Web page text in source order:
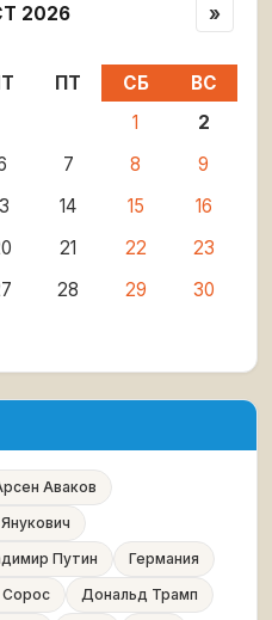
2026 »
ПТ СБ
ВС
1
2
7 8
9
14 15
16
21 22
23
28 29
30
Аваков
Путин
Германия
Дональд Трамп